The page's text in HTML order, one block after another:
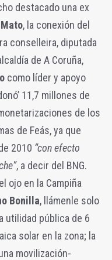
destacado una ex
, la conexión del
conselleira, diputada
de A Coruña,
como líder y apoyo
11,7 millones de
de los
de Feás, ya que
2010 “con efecto
, a decir del BNG.
ojo en la Campiña
Bonilla, llámenle solo
utilidad pública de 6
solar en la zona; la
movilización-